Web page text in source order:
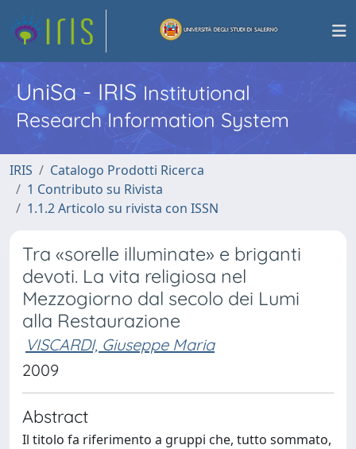
UniSa - IRISInstitutional
Research Information System
IRIS
Catalogo Prodotti Ricerca
1 Contributo su Rivista
1.1.2 Articolo su rivista con ISSN
Tra «sorelle illuminate» e briganti
devoti. La vita religiosa nel
Mezzogiorno dal secolo dei Lumi
alla Restaurazione
VISCARDI, Giuseppe Maria
2009
Abstract
Il titolo fa riferimento a gruppi che, tutto sommato,